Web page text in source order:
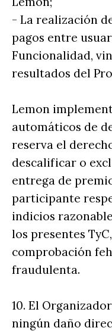
- La realización
pagos entre
Funcionalidad,
resultados del
Lemon
automáticos de
reserva el
descalificar o
entrega de
participante
indicios
los presentes
comprobación
fraudulenta.
10. El
ningún daño